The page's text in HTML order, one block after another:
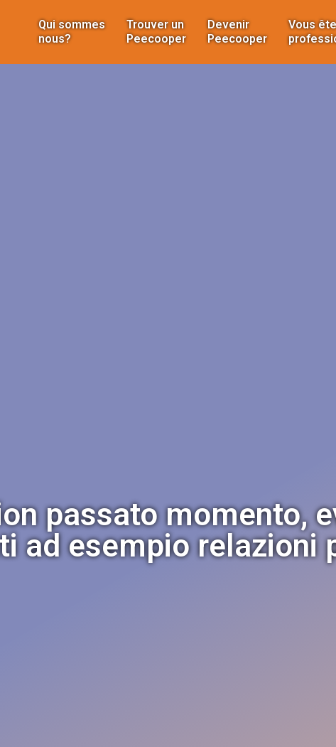
Qui sommes
nous?
Trouver un
Peecooper
Devenir
Peecooper
Vous
passato momento,
ad esempio relazioni